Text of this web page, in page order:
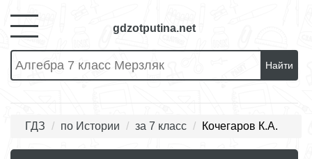
gdzotputina.net
Найти
ГДЗ по Истории за 7 класс Кочегаров К.А.